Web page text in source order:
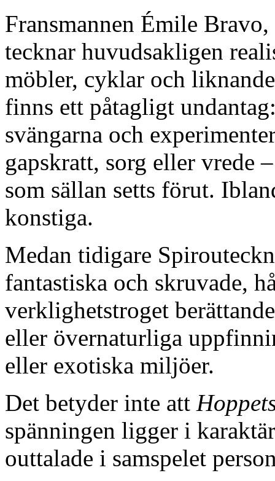
Fransmannen Émile
tecknar huvudsakligen
möbler, cyklar och
finns ett påtagligt
svängarna och
gapskratt, sorg eller vrede
som sällan setts förut.
konstiga.
Medan tidigare
fantastiska och skruvade,
verklighetstroget
eller övernaturliga
eller exotiska miljöer.
Det betyder inte att
spänningen ligger i
outtalade i samspelet